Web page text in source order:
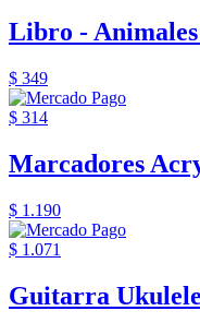
Libro -
$ 349
$ 314
Marcadores
$ 1.190
$ 1.071
Guitarra